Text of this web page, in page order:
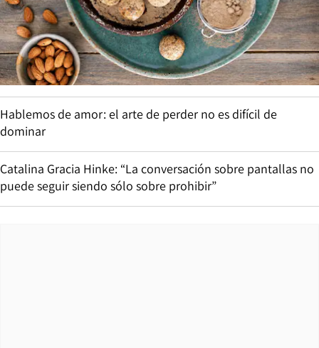
Hablemos de amor: el arte de perder no es difícil de
dominar
Catalina Gracia Hinke: “La conversación sobre pantallas no
puede seguir siendo sólo sobre prohibir”